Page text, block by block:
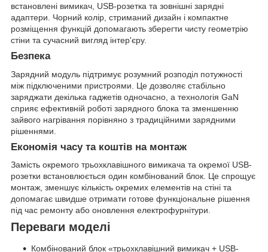
встановлені вимикач, USB-розетка та зовнішні зарядні
адаптери. Чорний колір, стриманий дизайн і компактне
розміщення функцій допомагають зберегти чисту геометрію
стіни та сучасний вигляд інтер'єру.
Безпека
Зарядний модуль підтримує розумний розподіл потужності
між підключеними пристроями. Це дозволяє стабільно
заряджати декілька гаджетів одночасно, а технологія GaN
сприяє ефективній роботі зарядного блока та зменшенню
зайвого нагрівання порівняно з традиційними зарядними
рішеннями.
Економія часу та коштів на монтаж
Замість окремого трьохклавішного вимикача та окремої USB-
розетки встановлюється один комбінований блок. Це спрощує
монтаж, зменшує кількість окремих елементів на стіні та
допомагає швидше отримати готове функціональне рішення
під час ремонту або оновлення електрофурнітури.
Переваги моделі
Комбінований блок «трьохклавішний вимикач + USB-